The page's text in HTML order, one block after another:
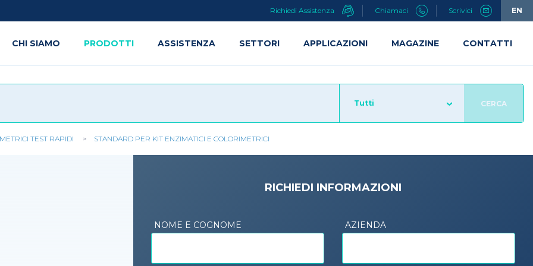
Tutti CERCA
TEST RAPIDI STANDARD PER KIT ENZIMATICI E COLORIMETRICI
RICHIEDI INFORMAZIONI
NOME E COGNOME AZIENDA
Richiedi Assistenza Chiamaci Scrivici EN
CHI SIAMO PRODOTTI ASSISTENZA SETTORI APPLICAZIONI MAGAZINE CONTATTI